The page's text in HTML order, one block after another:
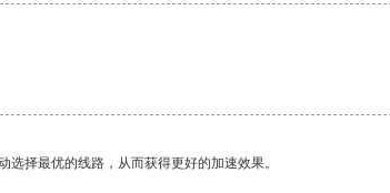
择最优的线路，从而获得更好的加速效果。